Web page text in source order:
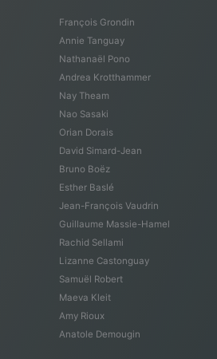
François Grondin
Annie Tanguay
Nathanaël Pono
Andrea Krotthammer
Nay Theam
Nao Sasaki
Orian Dorais
David Simard-Jean
Bruno Boëz
Esther Baslé
Jean-François Vaudrin
Guillaume Massie-Hamel
Rachid Sellami
Lizanne Castonguay
Samuël Robert
Maeva Kleit
Amy Rioux
Anatole Demougin